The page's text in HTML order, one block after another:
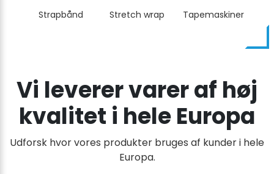
Strapbånd Stretch wrap Tapemaskiner
Vi leverer varer af høj
kvalitet i hele Europa
Udforsk hvor vores produkter bruges af kunder i hele
Europa.